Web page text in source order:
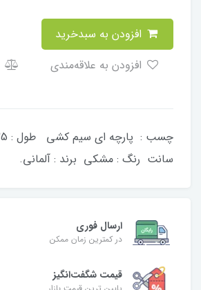
سانت رنگ : مشکی برند : آلمانی.
ارسال فوری
در کمترین زمان ممکن
قیمت شگفت‌انگیز